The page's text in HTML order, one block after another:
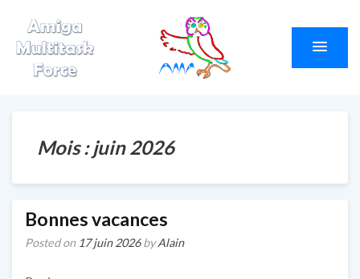
Force
Mois :juin 2026
Bonnes vacances
Posted on 17 juin 2026byAlain